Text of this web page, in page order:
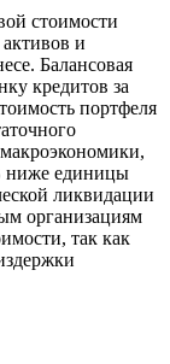
стоимости
и
Балансовая
кредитов за
портфеля
ниже единицы
ликвидации
организациям
так как